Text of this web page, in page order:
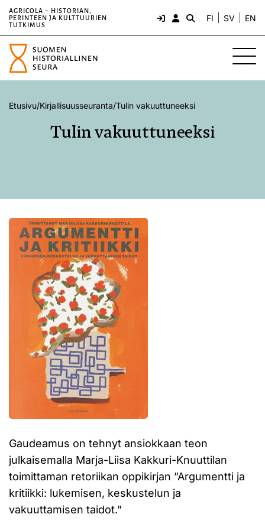
AGRICOLA – HISTORIAN,
PERINTEEN JA KULTTUURIEN
TUTKIMUS
FI SV EN
Etusivu/Kirjallisuusseuranta/Tulin vakuuttuneeksi
Tulin vakuuttuneeksi
Gaudeamus on tehnyt ansiokkaan teon
julkaisemalla Marja-Liisa Kakkuri-Knuuttilan
toimittaman retoriikan oppikirjan ”Argumentti ja
kritiikki: lukemisen, keskustelun ja
vakuuttamisen taidot.”